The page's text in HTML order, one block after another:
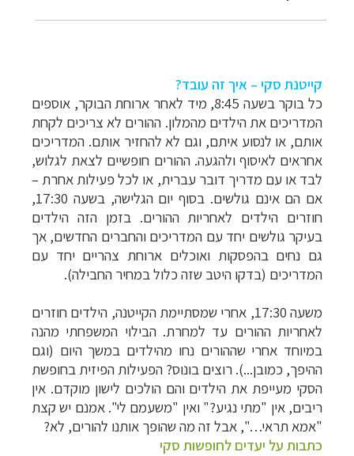
קייטנת סקי – איך זה עובד?
כל בוקר בשעה 8:45, מיד לאחר ארוחת הבוקר, אוספים
המדריכים את הילדים מהמלון. ההורים לא צריכים לקחת
אותם, או לנסוע איתם, וגם לא להחזיר אותם. המדריכים
אחראים לאיסוף ולהגעה.ההורים חופשיים לצאת לגלוש,
לבד או עם מדריך דובר עברית, או לכל פעילות אחרת –
אם הם אינם גולשים. בסוף יום הגלישה, בשעה 17:30,
חוזרים הילדים לאחריות ההורים. בזמן הזה הילדים
בעיקר גולשים יחד עם המדריכים והחברים החדשים, אך
גם נחים בהפסקות ואוכלים ארוחת צהריים יחד עם
המדריכים (בדקו היטב שזה כלול במחיר החבילה).
משעה 17:30, אחרי שמסתיימת הקייטנה, הילדים חוזרים
לאחריות ההורים עד למחרת. הבילוי המשפחתי מהנה
במיוחד אחרי שההורים נחו מהילדים במשך היום (וגם
ההיפך, כמובן...). רוצים בונוס? הפעילות הפיזית בחופשת
הסקי מעייפת את הילדים והם הולכים לישון מוקדם. אין
ריבים, אין "מתי נגיע?" ואין "משעמם לי".אמנם יש קצת
"אמא תראי…", אבל זה מה שהופך אותנו להורים, לא?
כתבות על יעדים לחופשות סקי